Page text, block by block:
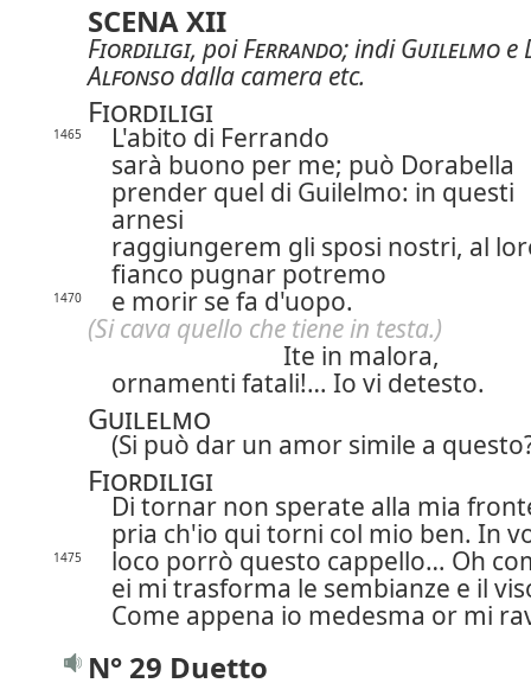
SCENA XII
Fiordiligi, poiFerrando; indiGuilelmo e
Alfonso dalla camera etc.
Fiordiligi
1465
L'abito di Ferrando
sarà buono per me; può Dorabella
prender quel di Guilelmo: in questi
arnesi
raggiungerem gli sposi nostri, al
fianco pugnar potremo
1470
e morir se fa d'uopo.
(Si cava quello che tiene in testa.)
Ite in malora,
ornamenti fatali!… Io vi detesto.
Guilelmo
(Si può dar un amor simile a
Fiordiligi
Di tornar non sperate alla mia
pria ch'io qui torni col mio ben. In
1475
loco porrò questo cappello… Oh
ei mi trasforma le sembianze e il
Come appena io medesma or mi
N° 29 Duetto